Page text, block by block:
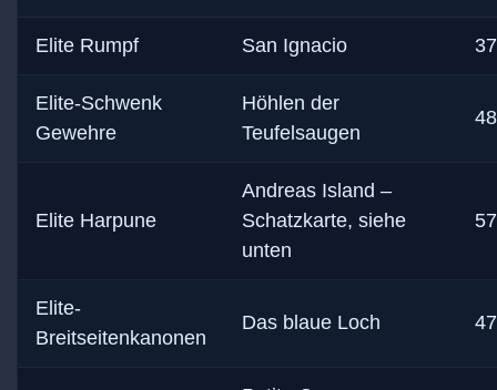
Elite Rumpf San Ignacio
Elite-Schwenk
Gewehre
Höhlen der
Teufelsaugen
Elite Harpune
Andreas Island –
Schatzkarte, siehe
unten
Elite-
Breitseitenkanonen
Das blaue Loch